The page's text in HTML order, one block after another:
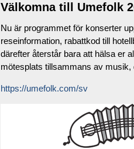
Välkomna till Umefolk
Nu är programmet för konserter
reseinformation, rabattkod till
därefter återstår bara att hälsa er
mötesplats tillsammans av
https://umefolk.com/sv